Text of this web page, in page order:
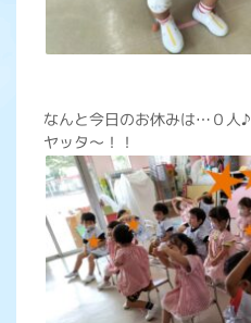
なんと今日のお休みは…０人♪
ヤッタ～！！